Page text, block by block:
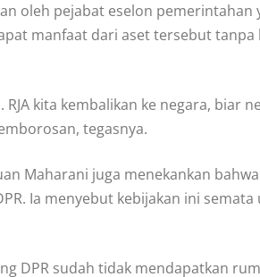
oleh pejabat eselon
manfaat dari aset tersebut
RJA kita kembalikan ke negara, biar
tegasnya.
Maharani juga menekankan
Ia menyebut kebijakan ini
DPR sudah tidak mendapatkan